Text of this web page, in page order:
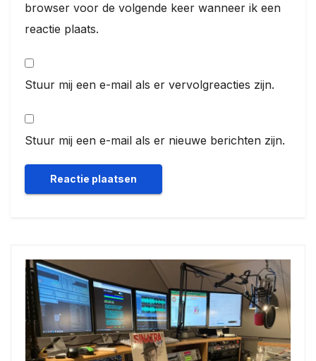
browser voor de volgende keer wanneer ik een
reactie plaats.
Stuur mij een e-mail als er vervolgreacties zijn.
Stuur mij een e-mail als er nieuwe berichten zijn.